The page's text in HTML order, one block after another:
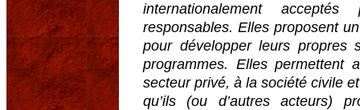
internationalement
responsables. Elles proposent
pour développer leurs propres
programmes. Elles permettent
secteur privé, à la société civile
qu’ils (ou d’autres acteurs)